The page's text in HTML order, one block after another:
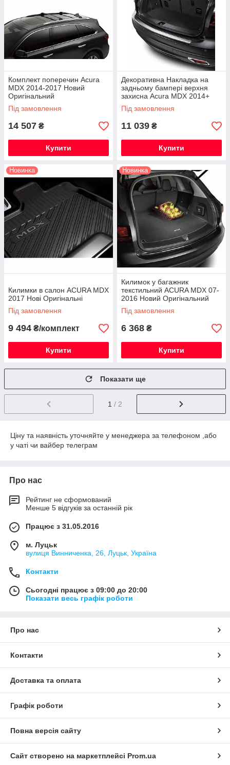
Комплект поперечин Acura
MDX 2014-2017 Новий
Оригінальний
Під замовлення
14 507 ₴
Купити
Декоративна Накладка на
задньому бампері верхня
захисна Acura MDX 2014+
Нова Оригінальна
Під замовлення
11 039 ₴
Купити
Новинка
Килимки в салон ACURA MDX
2017 Нові Оригінальні
Під замовлення
9 494 ₴/комплект
Купити
Новинка
Килимок у багажник
текстильний ACURA MDX 07-
2016 Новий Оригінальний
Під замовлення
6 368 ₴
Купити
Показати ще
1 / 2
Ціну та наявність уточняйте у менеджера за телефоном ,або
у чаті чи вайбер телеграм
Про нас
Рейтинг не сформований
Менше 5 відгуків за останній рік
Працює з 31.05.2016
м. Луцьк
вулиця Винниченка, 26, Луцьк, Україна
Контакти
Сьогодні працює з 09:00 до 20:00
Показати весь графік роботи
Про нас
Контакти
Доставка та оплата
Графік роботи
Повна версія сайту
Сайт створено на маркетплейсі Prom.ua